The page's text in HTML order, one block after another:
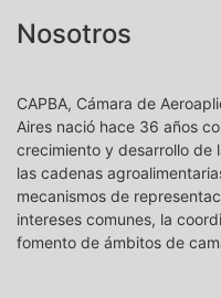
Nosotros
CAPBA, Cámara de
Aires nació hace 36 años
crecimiento y desarrollo de
las cadenas
mecanismos de
intereses comunes, la
fomento de ámbitos de